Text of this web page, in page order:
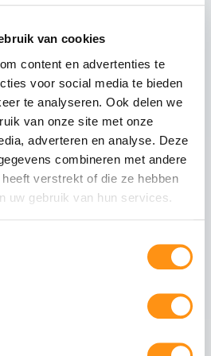
van cookies
content en advertenties te
voor social media te bieden
te analyseren. Ook delen we
van onze site met onze
adverteren en analyse. Deze
combineren met andere
verstrekt of die ze hebben
uw gebruik van hun services.
10mm gehard (ESG)
Helder glas
Geslepen (niet scherp)
Aluminium 6063-T6
RVS 304, verstelbaar
5-rail systeem
80 kg per paneel
- Einscheiben-Sicherheitsglas)
tot circa 620°C en